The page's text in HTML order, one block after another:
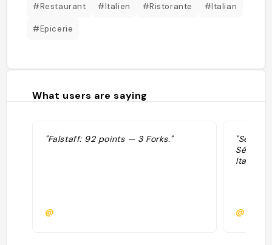
#Restaurant #Italien #Ristorante #Italian
#Epicerie
What users are saying
"Falstaff: 92 points — 3 Forks."
@
Italian."
@